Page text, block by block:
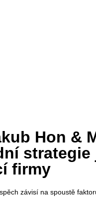
Hon &
firmy
závisí na spoustě